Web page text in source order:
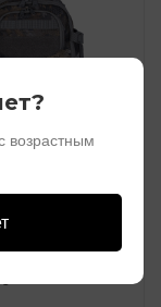
Timber
возрастным